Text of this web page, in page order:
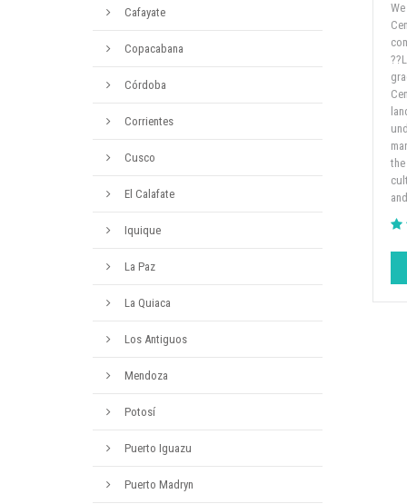
Cafayate
Copacabana
Córdoba
Corrientes
Cusco
El Calafate
Iquique
La Paz
La Quiaca
Los Antiguos
Mendoza
Potosí
Puerto Iguazu
Puerto Madryn